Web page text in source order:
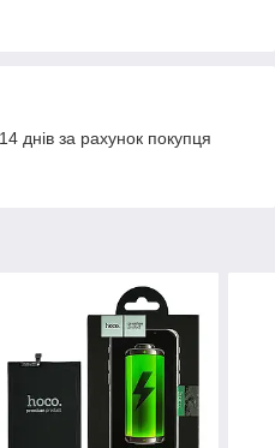
днів за рахунок покупця